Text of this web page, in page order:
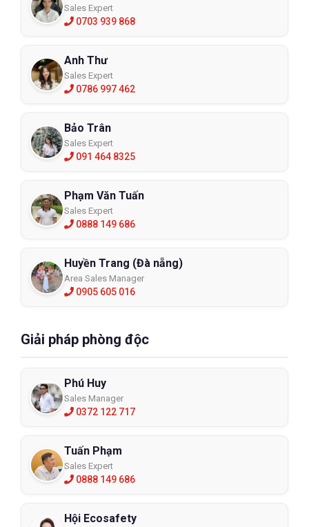
Sales Expert
0703 939 868
Anh Thư
Sales Expert
0786 997 462
Bảo Trân
Sales Expert
091 464 8325
Phạm Văn Tuấn
Sales Expert
0888 149 686
Huyền Trang (Đà nẵng)
Area Sales Manager
0905 605 016
Giải pháp phòng độc
Phú Huy
Sales Manager
0372 122 717
Tuấn Phạm
Sales Expert
0888 149 686
Hội Ecosafety